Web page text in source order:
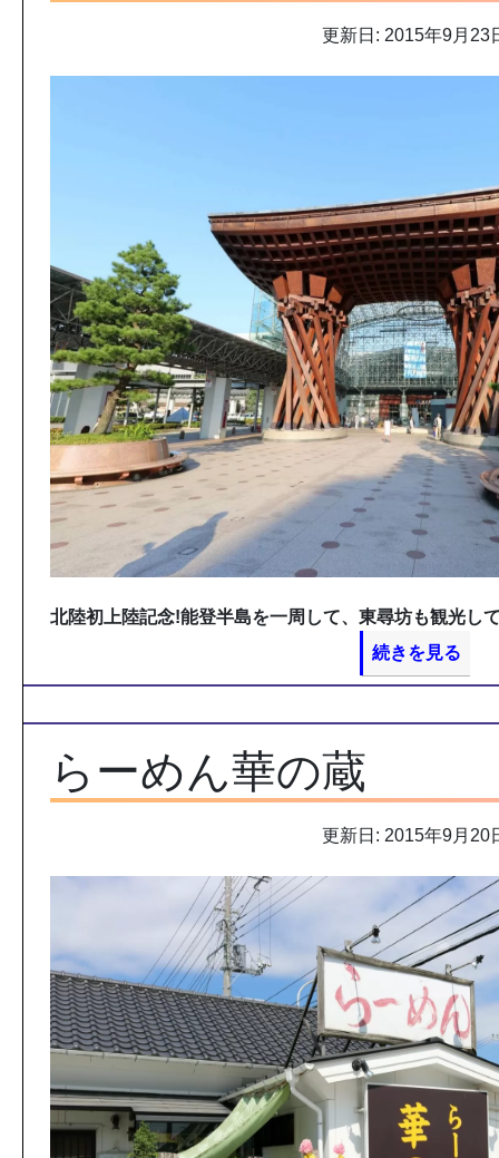
更新日: 2015年9月23
北陸初上陸記念!能登半島を一周して、東尋坊も観光し
続きを見る
らーめん華の蔵
更新日: 2015年9月20